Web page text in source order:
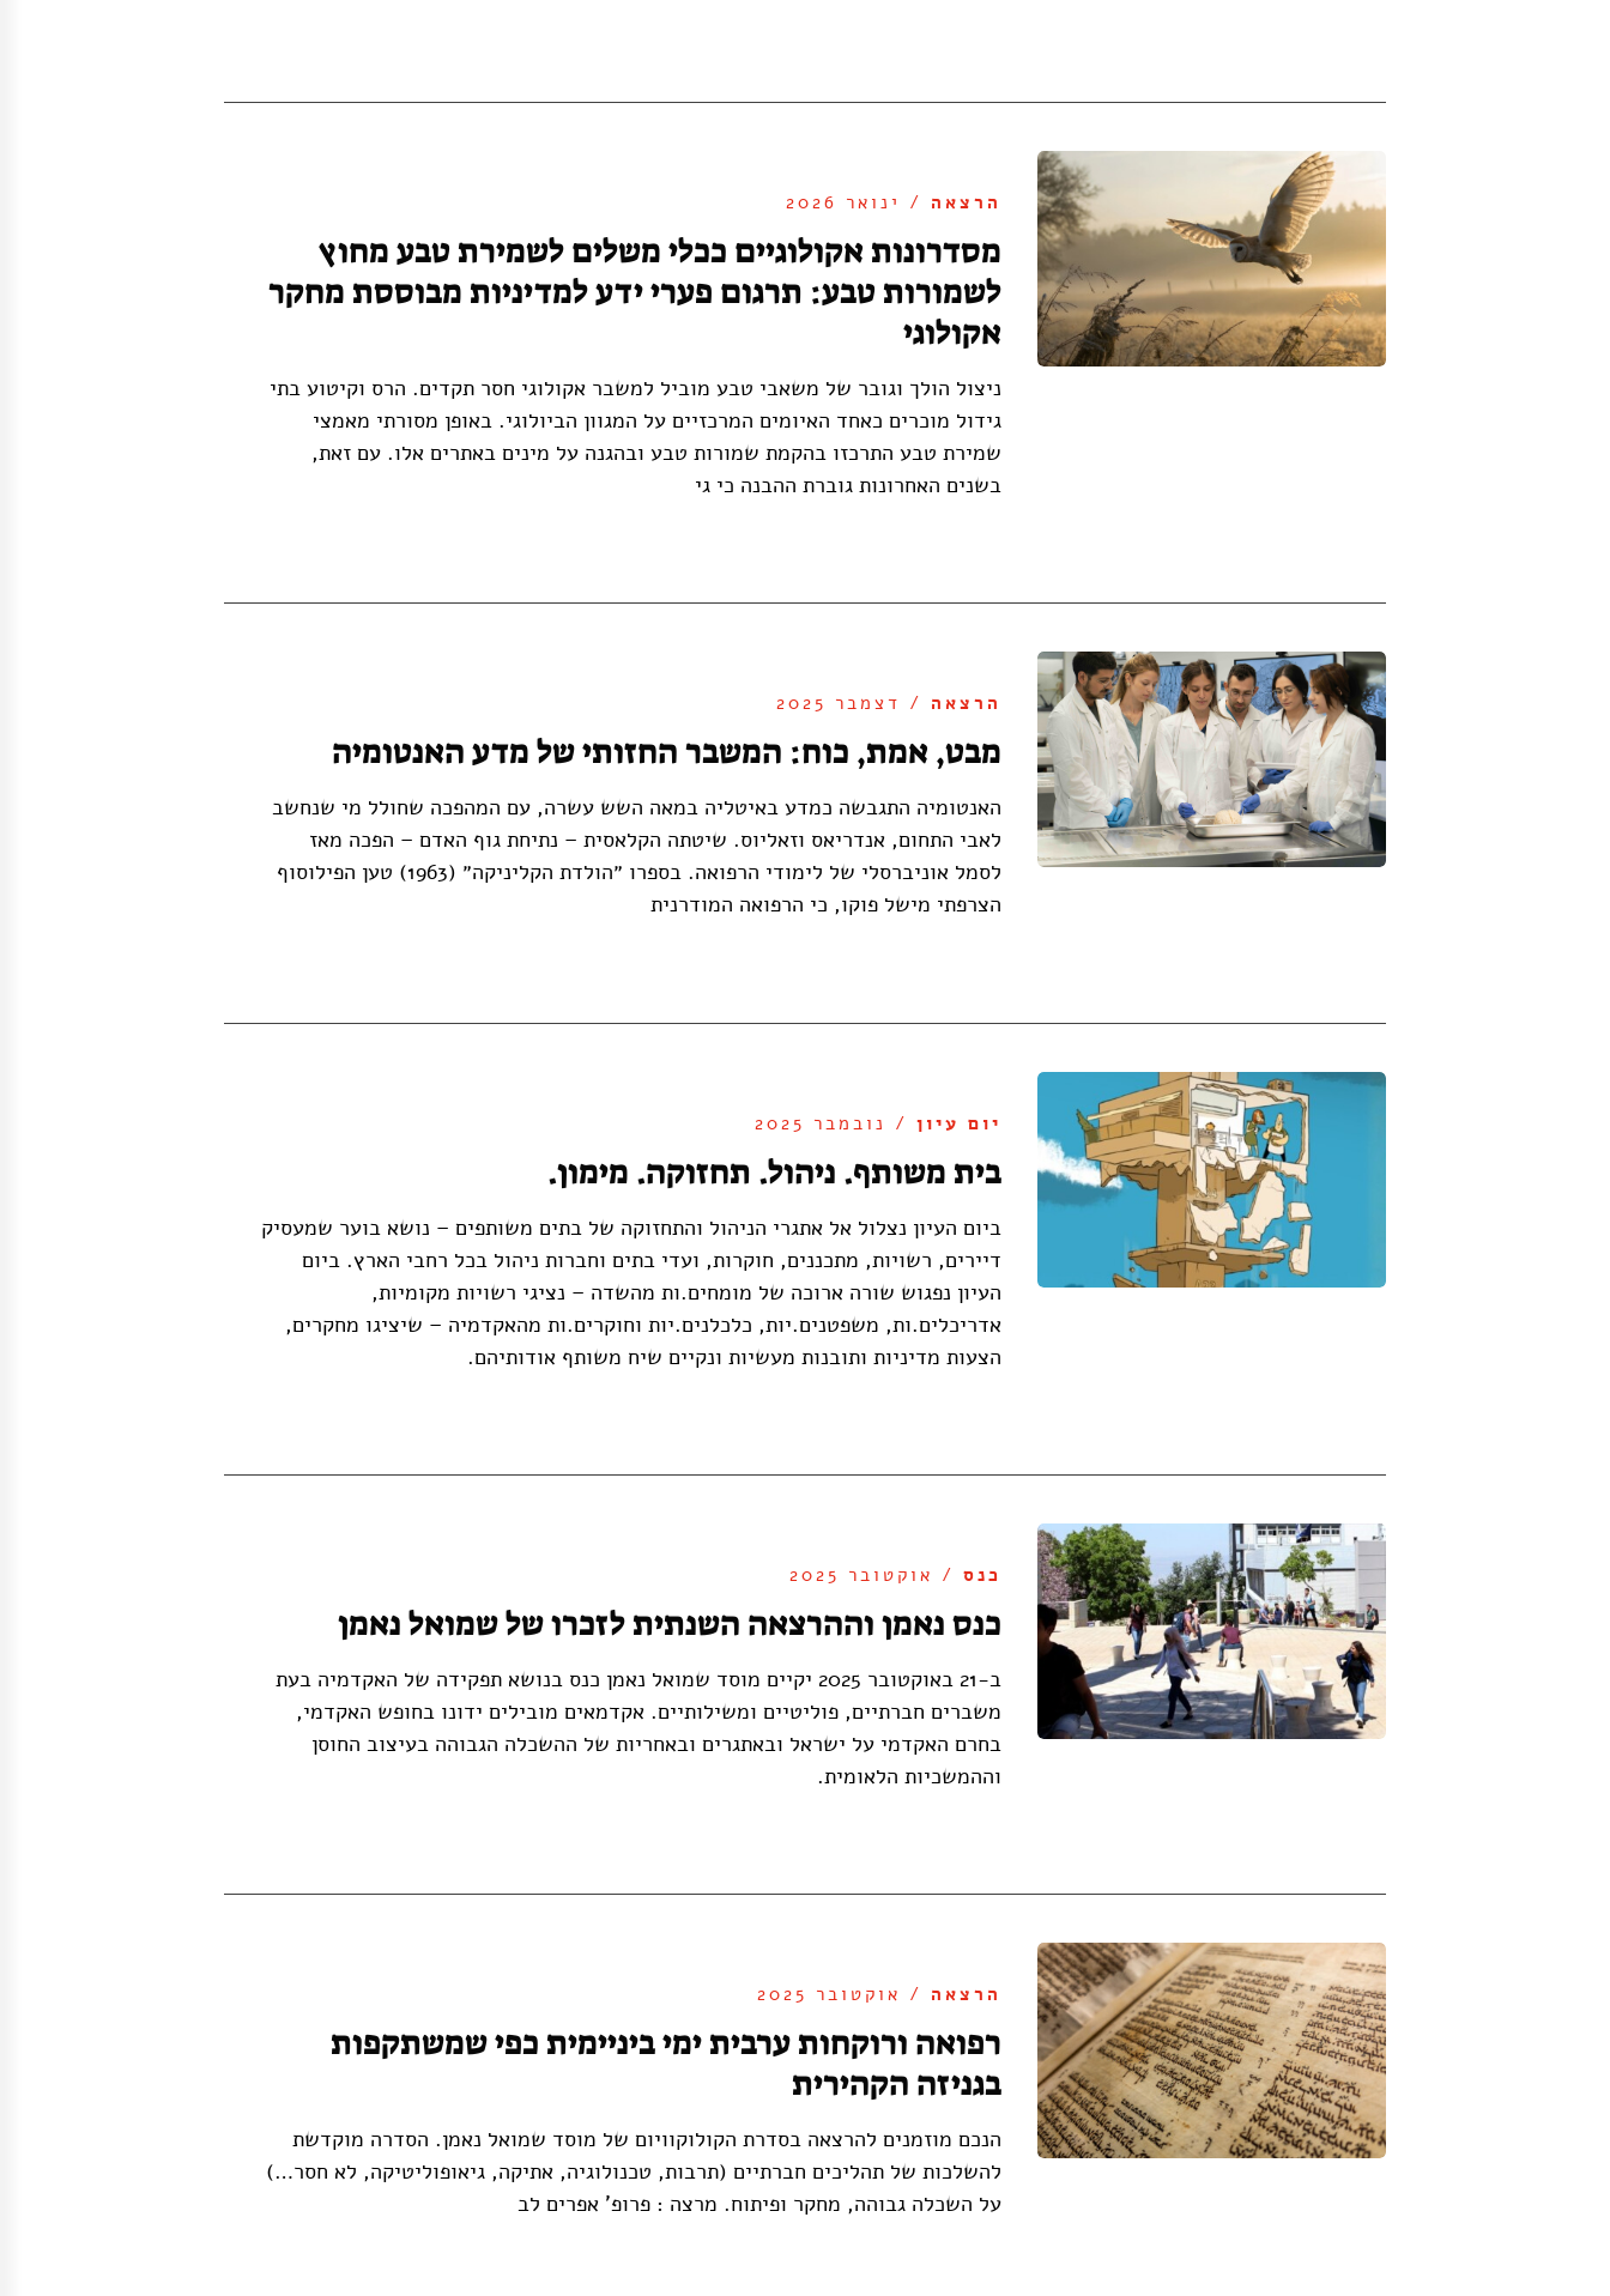
הרצאה / ינואר 2026
מסדרונות אקולוגיים ככלי משלים לשמירת טבע מחוץ
לשמורות טבע: תרגום פערי ידע למדיניות מבוססת מחקר
אקולוגי
ניצול הולך וגובר של משאבי טבע מוביל למשבר אקולוגי חסר תקדים. הרס וקיטוע בתי
גידול מוכרים כאחד האיומים המרכזיים על המגוון הביולוגי. באופן מסורתי מאמצי
שמירת טבע התרכזו בהקמת שמורות טבע ובהגנה על מינים באתרים אלו. עם זאת,
בשנים האחרונות גוברת ההבנה כי גי
הרצאה / דצמבר 2025
מבט, אמת, כוח: המשבר החזותי של מדע האנטומיה
האנטומיה התגבשה כמדע באיטליה במאה השש עשרה, עם המהפכה שחולל מי שנחשב
לאבי התחום, אנדריאס וזאליוס. שיטתה הקלאסית – נתיחת גוף האדם – הפכה מאז
לסמל אוניברסלי של לימודי הרפואה. בספרו ״הולדת הקליניקה״ (1963) טען הפילוסוף
הצרפתי מישל פוקו, כי הרפואה המודרנית
יום עיון / נובמבר 2025
בית משותף. ניהול. תחזוקה. מימון.
ביום העיון נצלול אל אתגרי הניהול והתחזוקה של בתים משותפים – נושא בוער שמעסיק
דיירים, רשויות, מתכננים, חוקרות, ועדי בתים וחברות ניהול בכל רחבי הארץ. ביום
העיון נפגוש שורה ארוכה של מומחים.ות מהשדה – נציגי רשויות מקומיות,
אדריכלים.ות, משפטנים.יות, כלכלנים.יות וחוקרים.ות מהאקדמיה – שיציגו מחקרים,
הצעות מדיניות ותובנות מעשיות ונקיים שיח משותף אודותיהם.
כנס / אוקטובר 2025
כנס נאמן וההרצאה השנתית לזכרו של שמואל נאמן
ב-21 באוקטובר 2025 יקיים מוסד שמואל נאמן כנס בנושא תפקידה של האקדמיה בעת
משברים חברתיים, פוליטיים ומשילותיים. אקדמאים מובילים ידונו בחופש האקדמי,
בחרם האקדמי על ישראל ובאתגרים ובאחריות של ההשכלה הגבוהה בעיצוב החוסן
וההמשכיות הלאומית.
הרצאה / אוקטובר 2025
רפואה ורוקחות ערבית ימי ביניימית כפי שמשתקפות
בגניזה הקהירית
הנכם מוזמנים להרצאה בסדרת הקולוקוויום של מוסד שמואל נאמן. הסדרה מוקדשת
להשלכות של תהליכים חברתיים (תרבות, טכנולוגיה, אתיקה, גיאופוליטיקה, לא חסר…)
על השכלה גבוהה, מחקר ופיתוח. מרצה : פרופ' אפרים לב